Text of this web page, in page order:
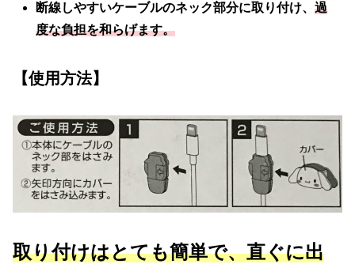
断線しやすいケーブルのネック部分に取り付け、過
度な負担を和らげます。
【使用方法】
取り付けはとても簡単で、直ぐに出